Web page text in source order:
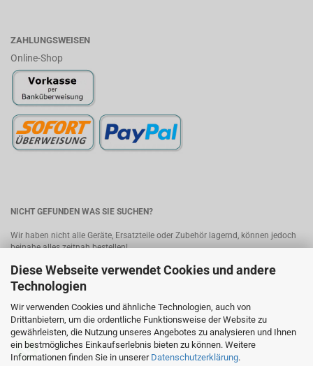
Diese Webseite verwendet Cookies und andere
Technologien
Wir verwenden Cookies und ähnliche Technologien, auch von
Drittanbietern, um die ordentliche Funktionsweise der Website zu
gewährleisten, die Nutzung unseres Angebotes zu analysieren und Ihnen
ein bestmögliches Einkaufserlebnis bieten zu können. Weitere
Informationen finden Sie in unserer Datenschutzerklärung.
ZAHLUNGSWEISEN
Online-Shop
NICHT GEFUNDEN WAS SIE SUCHEN?
Wir haben nicht alle Geräte, Ersatzteile oder Zubehör lagernd, können jedoch
beinahe alles zeitnah bestellen!
Bitte senden Sie uns Ihre Anfrage, wir melden uns umgehend mit einem
Angebot.Kontakt
MobileWorld - Ihr Online-Handyshop in Linz